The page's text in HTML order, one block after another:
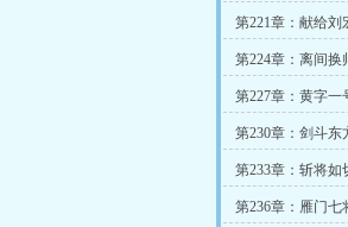
第221章：献给刘
第224章：离间换
第227章：黄字一
第230章：剑斗东
第233章：斩将如
第236章：雁门七